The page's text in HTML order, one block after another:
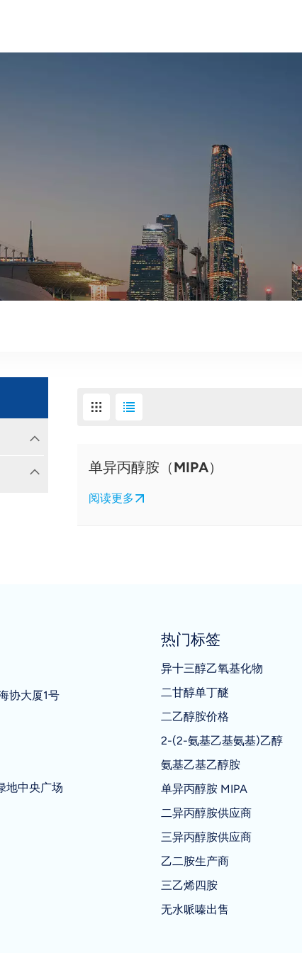
单异丙醇胺（MIPA）
阅读更多
协大厦1号
地中央广场
热门标签
异十三醇乙氧基化物
二甘醇单丁醚
二乙醇胺价格
2-(2-氨基乙基氨基)乙醇
氨基乙基乙醇胺
单异丙醇胺 MIPA
二异丙醇胺供应商
三异丙醇胺供应商
乙二胺生产商
三乙烯四胺
无水哌嗪出售